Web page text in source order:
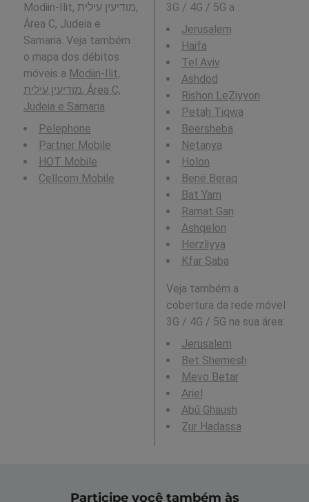
Modiin-Ilit, מודיעין עילית,
Área C, Judeia e
Samaria. Veja também :
o mapa dos débitos
móveis a Modiin-Ilit,
מודיעין עילית, Área C,
Judeia e Samaria.
Pelephone
Partner Mobile
HOT Mobile
Cellcom Mobile
3G / 4G / 5G a :
Jerusalem
Haifa
Tel Aviv
Ashdod
Rishon LeẔiyyon
Petaẖ Tiqwa
Beersheba
Netanya
H̱olon
Bené Beraq
Bat Yam
Ramat Gan
Ashqelon
Herzliyya
Kfar Saba
Veja também a
cobertura da rede móvel
3G / 4G / 5G na sua área:
Jerusalem
Bet Shemesh
Mevo Betar
Ariel
Abū Ghaush
Ẕur Hadassa
Participe você também às